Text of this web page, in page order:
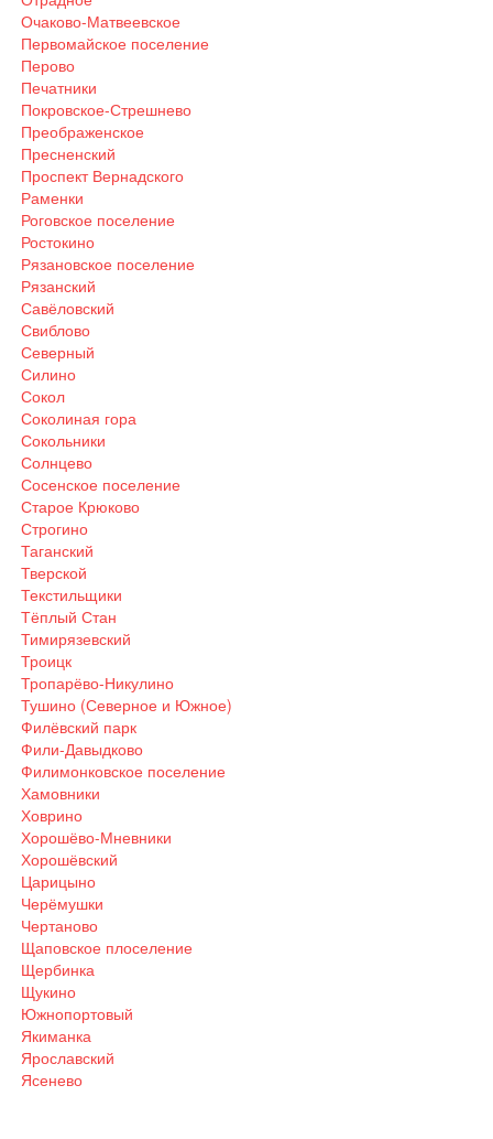
Очаково-Матвеевское
Первомайское поселение
Перово
Печатники
Покровское-Стрешнево
Преображенское
Пресненский
Проспект Вернадского
Раменки
Роговское поселение
Ростокино
Рязановское поселение
Рязанский
Савёловский
Свиблово
Северный
Силино
Сокол
Соколиная гора
Сокольники
Солнцево
Сосенское поселение
Старое Крюково
Строгино
Таганский
Тверской
Текстильщики
Тёплый Стан
Тимирязевский
Троицк
Тропарёво-Никулино
Тушино (Северное и Южное)
Филёвский парк
Фили-Давыдково
Филимонковское поселение
Хамовники
Ховрино
Хорошёво-Мневники
Хорошёвский
Царицыно
Черёмушки
Чертаново
Щаповское плоселение
Щербинка
Щукино
Южнопортовый
Якиманка
Ярославский
Ясенево